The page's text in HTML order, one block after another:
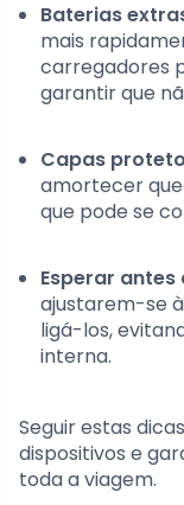
Baterias
mais
carregadores
garantir que
Capas
amortecer
que pode se
Esperar antes
ajustarem-se
ligá-los,
interna.
Seguir estas
dispositivos e
toda a viagem.